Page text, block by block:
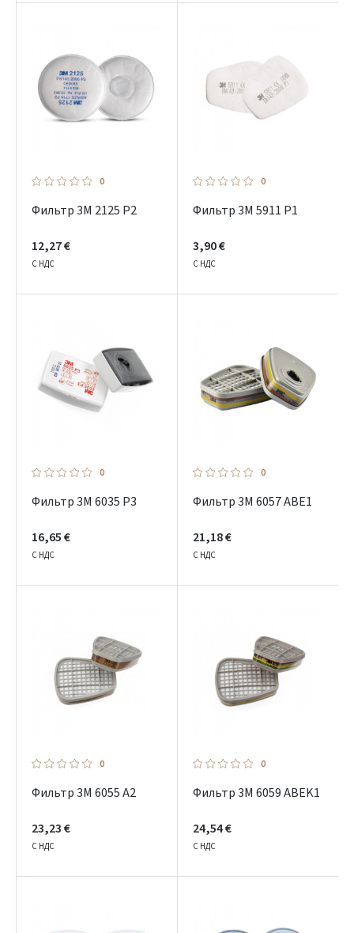
0
Фильтр 3M 2125 P2
12,27 €
С НДС
0
Фильтр 3M 5911 P1
3,90 €
С НДС
0
Фильтр 3M 6035 P3
16,65 €
С НДС
0
Фильтр 3M 6057 ABE1
21,18 €
С НДС
0
Фильтр 3M 6055 A2
23,23 €
С НДС
0
Фильтр 3M 6059 ABEK1
24,54 €
С НДС